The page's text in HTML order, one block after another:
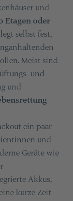
und
Etagen oder
selbst fest,
Meist sind
und
und
ein paar
und
Geräte wie
Akkus,
kurze Zeit